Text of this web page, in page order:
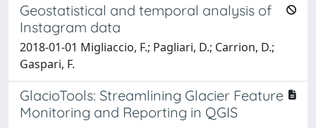
Geostatistical and temporal analysis of
Instagram data
2018-01-01 Migliaccio, F.; Pagliari, D.; Carrion, D.;
Gaspari, F.
GlacioTools: Streamlining Glacier Feature
Monitoring and Reporting in QGIS